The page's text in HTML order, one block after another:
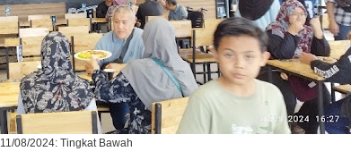
11/08/2024: Tingkat Bawah